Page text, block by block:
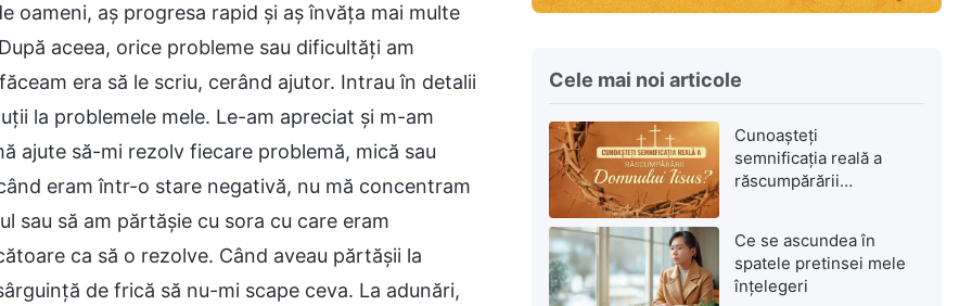
oameni, aș progresa rapid și aș învăța mai multe
aceea, orice probleme sau dificultăți am
era să le scriu, cerând ajutor. Intrau în detalii
la problemele mele. Le-am apreciat și m-am
ajute să-mi rezolv fiecare problemă, mică sau
eram într-o stare negativă, nu mă concentram
sau să am părtășie cu sora cu care eram
ca să o rezolve. Când aveau părtășii la
de frică să nu-mi scape ceva. La adunări,
Cele mai noi articole
Cunoașteți
semnificația reală a
răscumpărării
Ce se ascundea în
spatele pretinsei mele
înțelegeri